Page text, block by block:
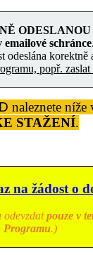
ODESLANOU
emailové schránce.
korektně
popř. zaslat
naleznete níže
STAŽENÍ.
na žádost o
odevzdatpouze v
Programu.)